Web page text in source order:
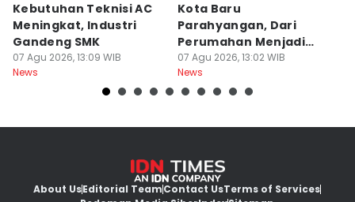
Kebutuhan Teknisi AC
Meningkat, Industri
Gandeng SMK
07 Agu 2026, 13:09 WIB
News
Kota Baru
Parahyangan, Dari
Perumahan Menjadi
Kota Mandiri
07 Agu 2026, 13:02 WIB
News
About UsEditorial TeamContact UsTerms of Services